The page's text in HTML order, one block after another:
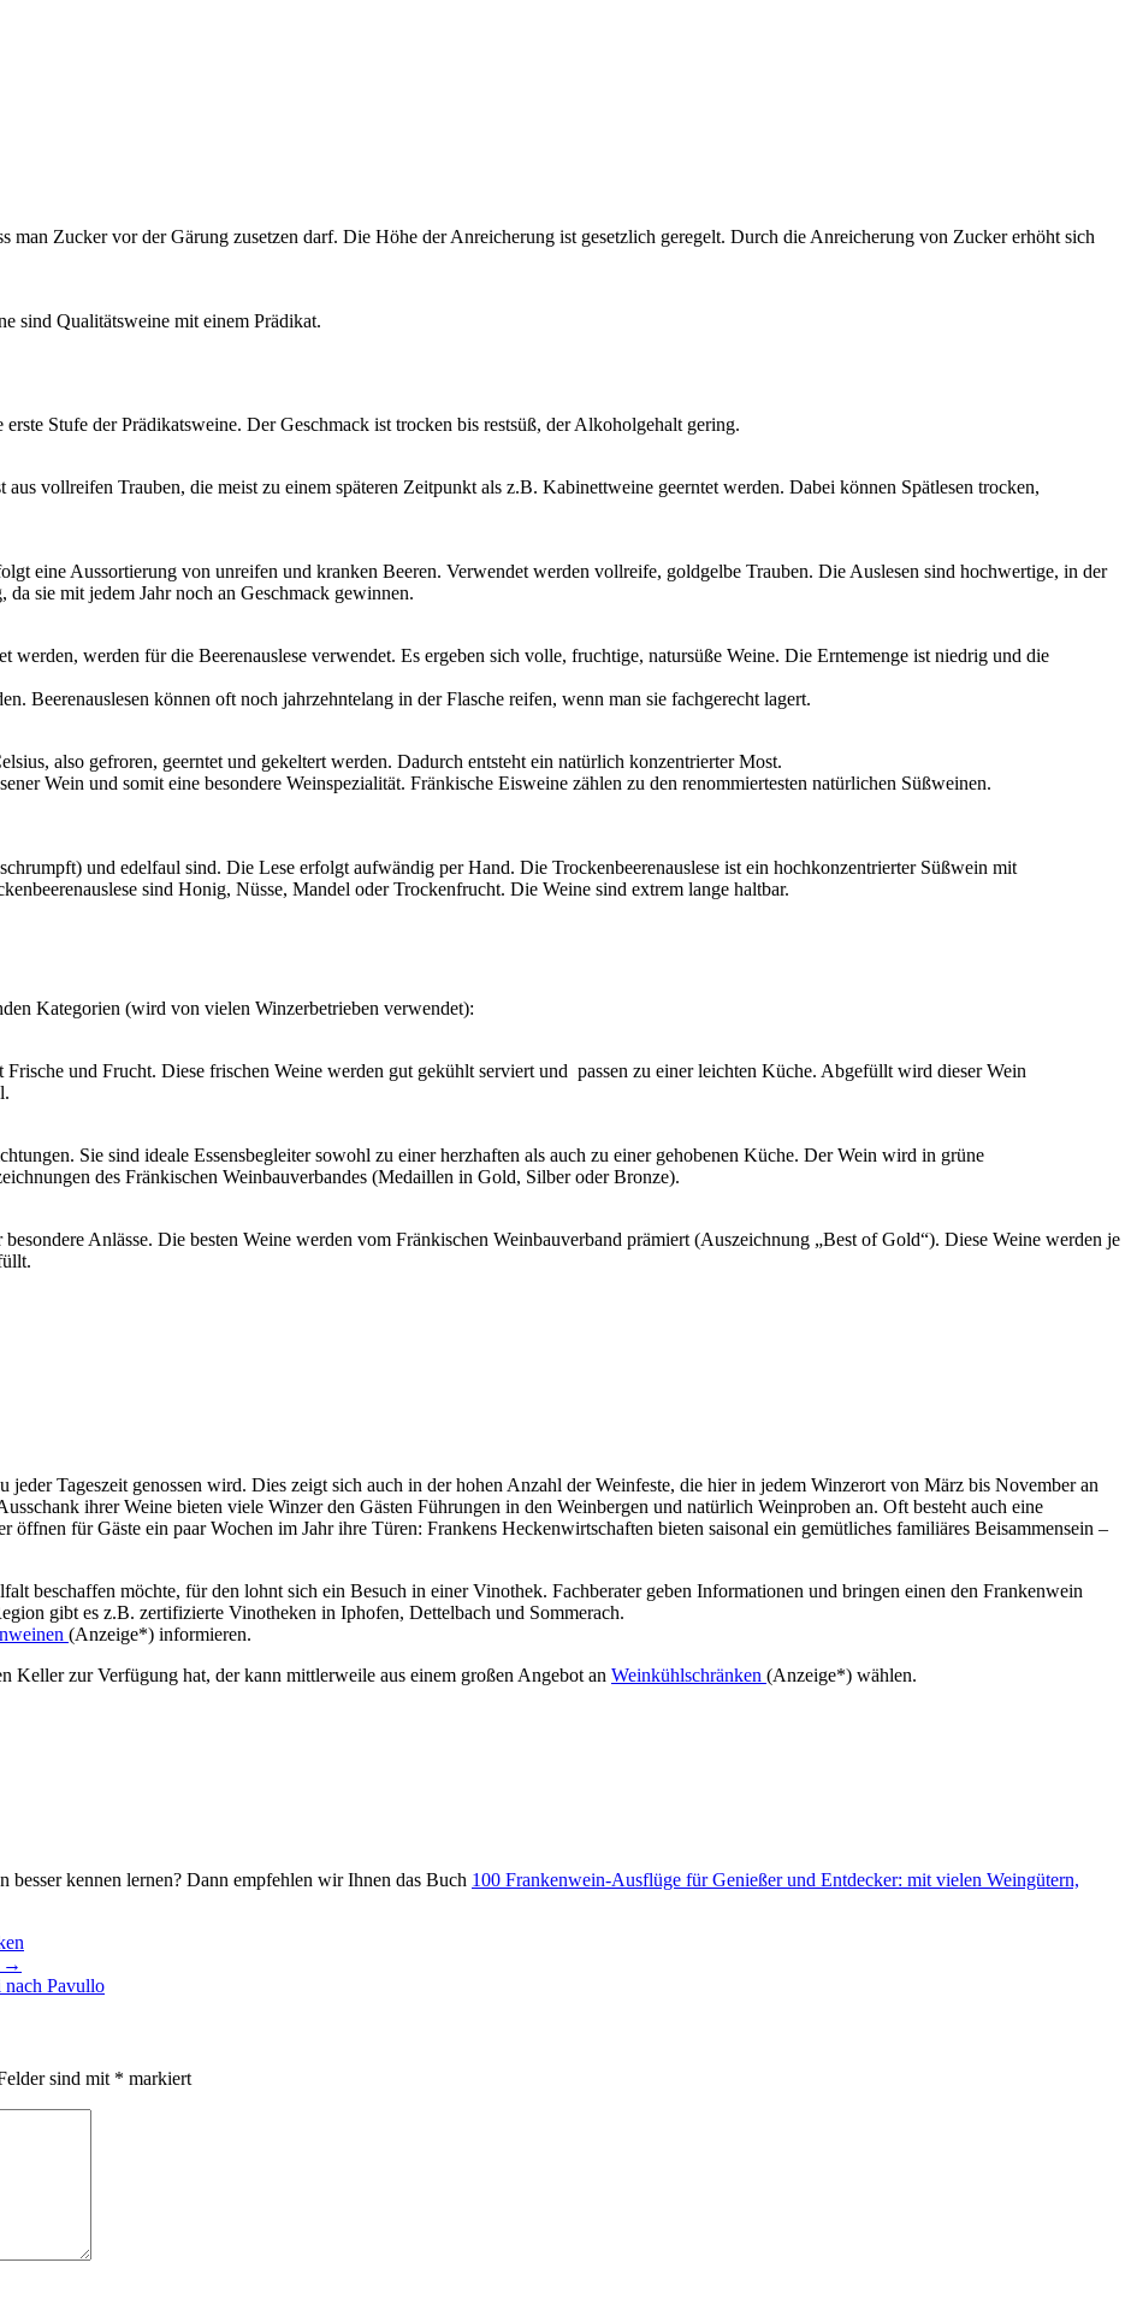
man Zucker vor der Gärung zusetzen darf. Die Höhe der Anreicherung ist gesetzlich geregelt. Durch die Anreicherung von Zucker erhöht sich
sind Qualitätsweine mit einem Prädikat.
Stufe der Prädikatsweine. Der Geschmack ist trocken bis restsüß, der Alkoholgehalt gering.
vollreifen Trauben, die meist zu einem späteren Zeitpunkt als z.B. Kabinettweine geerntet werden. Dabei können Spätlesen trocken,
eine Aussortierung von unreifen und kranken Beeren. Verwendet werden vollreife, goldgelbe Trauben. Die Auslesen sind hochwertige, in der
sie mit jedem Jahr noch an Geschmack gewinnen.
werden, werden für die Beerenauslese verwendet. Es ergeben sich volle, fruchtige, natursüße Weine. Die Erntemenge ist niedrig und die
Beerenauslesen können oft noch jahrzehntelang in der Flasche reifen, wenn man sie fachgerecht lagert.
also gefroren, geerntet und gekeltert werden. Dadurch entsteht ein natürlich konzentrierter Most.
Wein und somit eine besondere Weinspezialität. Fränkische Eisweine zählen zu den renommiertesten natürlichen Süßweinen.
und edelfaul sind. Die Lese erfolgt aufwändig per Hand. Die Trockenbeerenauslese ist ein hochkonzentrierter Süßwein mit
sind Honig, Nüsse, Mandel oder Trockenfrucht. Die Weine sind extrem lange haltbar.
Kategorien (wird von vielen Winzerbetrieben verwendet):
und Frucht. Diese frischen Weine werden gut gekühlt serviert und passen zu einer leichten Küche. Abgefüllt wird dieser Wein
Sie sind ideale Essensbegleiter sowohl zu einer herzhaften als auch zu einer gehobenen Küche. Der Wein wird in grüne
des Fränkischen Weinbauverbandes (Medaillen in Gold, Silber oder Bronze).
Anlässe. Die besten Weine werden vom Fränkischen Weinbauverband prämiert (Auszeichnung „Best of Gold“). Diese Weine werden je
Tageszeit genossen wird. Dies zeigt sich auch in der hohen Anzahl der Weinfeste, die hier in jedem Winzerort von März bis November an
ihrer Weine bieten viele Winzer den Gästen Führungen in den Weinbergen und natürlich Weinproben an. Oft besteht auch eine
für Gäste ein paar Wochen im Jahr ihre Türen: Frankens Heckenwirtschaften bieten saisonal ein gemütliches familiäres Beisammensein –
beschaffen möchte, für den lohnt sich ein Besuch in einer Vinothek. Fachberater geben Informationen und bringen einen den Frankenwein
gibt es z.B. zertifizierte Vinotheken in Iphofen, Dettelbach und Sommerach.
(Anzeige*) informieren.
Keller zur Verfügung hat, der kann mittlerweile aus einem großen Angebot an Weinkühlschränken (Anzeige*) wählen.
kennen lernen? Dann empfehlen wir Ihnen das Buch 100 Frankenwein-Ausflüge für Genießer und Entdecker: mit vielen Weingütern,
→
nach Pavullo
sind mit * markiert